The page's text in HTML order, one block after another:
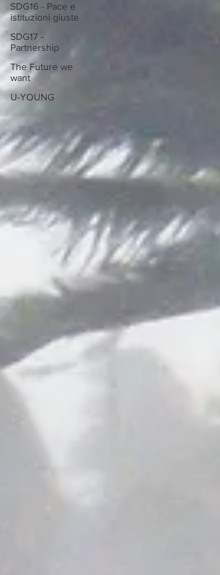
SDG16 - Pace e
istituzioni giuste
SDG17 -
Partnership
The Future we
want
U-YOUNG